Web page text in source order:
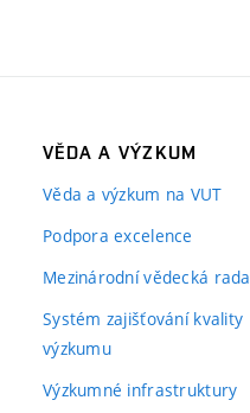
VĚDA A VÝZKUM
Věda a výzkum na VUT
Podpora excelence
Mezinárodní vědecká rada
Systém zajišťování kvality
výzkumu
Výzkumné infrastruktury